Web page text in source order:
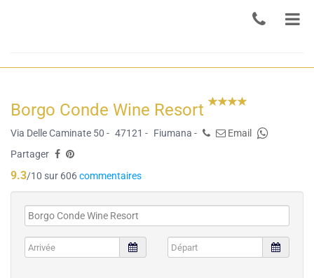
Borgo Conde Wine Resort
Via Delle Caminate 50 - 47121 - Fiumana -
Email
Partager
9.3/10 sur 606commentaires